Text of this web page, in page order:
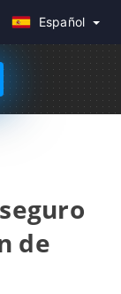
Español
de